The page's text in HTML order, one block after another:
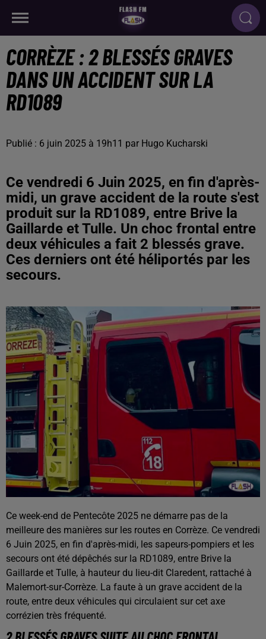
CORRÈZE : 2 BLESSÉS GRAVES
DANS UN ACCIDENT SUR LA
RD1089
Publié : 6 juin 2025 à 19h11 par Hugo Kucharski
Ce vendredi 6 Juin 2025, en fin d'après-
midi, un grave accident de la route s'est
produit sur la RD1089, entre Brive la
Gaillarde et Tulle. Un choc frontal entre
deux véhicules a fait 2 blessés grave.
Ces derniers ont été héliportés par les
secours.
Ce week-end de Pentecôte 2025 ne démarre pas de la
meilleure des manières sur les routes en Corrèze. Ce vendredi
6 Juin 2025, en fin d'après-midi, les sapeurs-pompiers et les
secours ont été dépêchés sur la RD1089, entre Brive la
Gaillarde et Tulle, à hauteur du lieu-dit Claredent, rattaché à
Malemort-sur-Corrèze. La faute à un grave accident de la
route, entre deux véhicules qui circulaient sur cet axe
corrézien très fréquenté.